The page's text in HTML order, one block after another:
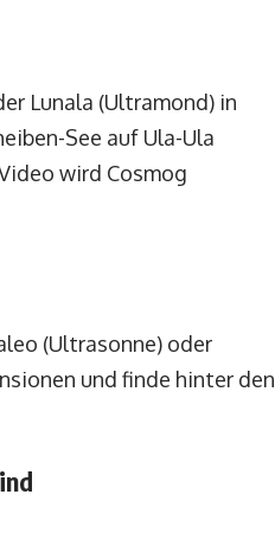
Lunala (Ultramond) in
See auf Ula-Ula
wird Cosmog
(Ultrasonne) oder
und finde hinter den